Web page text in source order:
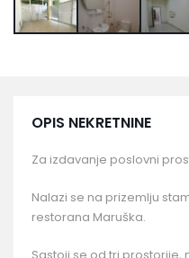
OPIS NEKRETNINE
Za izdavanje poslovni
Nalazi se na prizemlju
restorana Maruška.